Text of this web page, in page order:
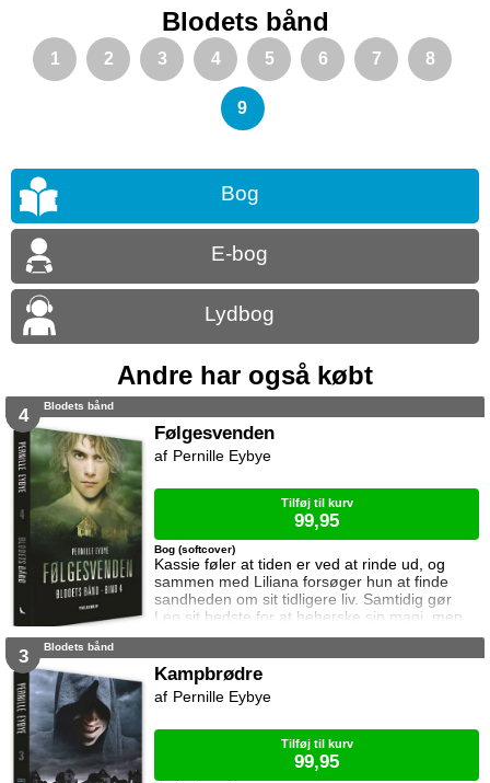
Blodets bånd
1 2 3 4 5 6 7 8
9
Bog
E-bog
Lydbog
Andre har også købt
4 Blodets bånd
Følgesvenden
Kassie føler at tiden er ved at rinde ud, og
sammen med Liliana forsøger hun at finde
sandheden om sit tidligere liv. Samtidig gør
Leo sit bedste for at beherske sin magi, men
han har foruroligende drømme og tager en
Viking stadig for at holde sig i live, og han
møder Junior, Archers søn, som spiller efter
sine egne regler. Imens iværksætter Zan
Bog (softcover)
Pernille Eybye
Tilføj til kurv
99,95
3 Blodets bånd
Kampbrødre
Pernille Eybye
Tilføj til kurv
99,95